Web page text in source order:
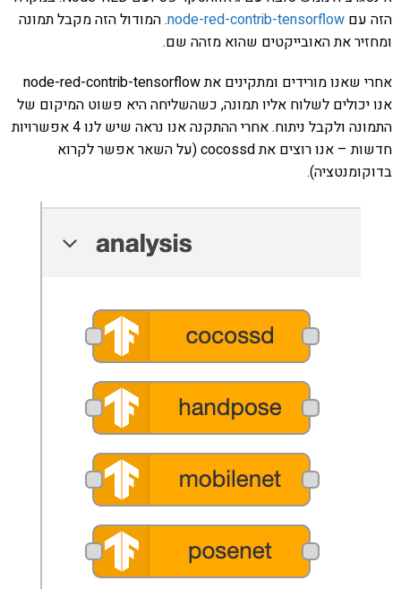
הזה עם node-red-contrib-tensorflow. המודול הזה מקבל תמונה
ומחזיר את האובייקטים שהוא מזהה שם.
אחרי שאנו מורידים ומתקינים את node-red-contrib-tensorflow
אנו יכולים לשלוח אליו תמונה, כשהשליחה היא פשוט המיקום של
התמונה ולקבל ניתוח. אחרי ההתקנה אנו נראה שיש לנו 4 אפשרויות
חדשות – אנו רוצים את cocossd (על השאר אפשר לקרוא
בדוקומנטציה).